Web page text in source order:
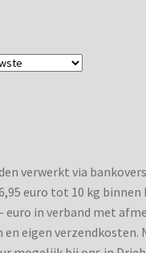
verwerkt via
euro tot 10 kg binnen
euro in verband met
en eigen verzendkosten.